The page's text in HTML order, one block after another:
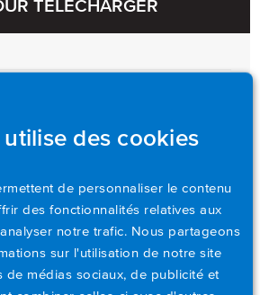
utilise des cookies
de personnaliser le contenu
des fonctionnalités relatives aux
notre trafic. Nous partageons
sur l'utilisation de notre site
de médias sociaux, de publicité et
TÉLÉCHARGER